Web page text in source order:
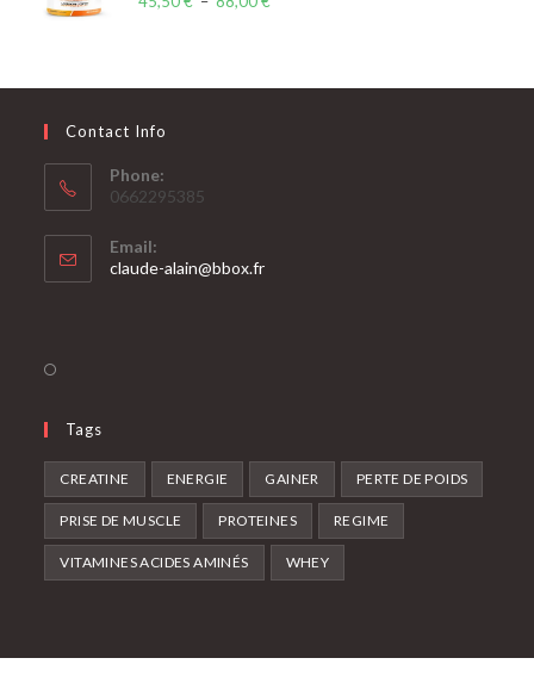
Contact Info
Phone:
0662295385
Email:
claude-alain@bbox.fr
Tags
CREATINE ENERGIE GAINER PERTE DE POIDS
PRISE DE MUSCLE PROTEINES REGIME
VITAMINES ACIDES AMINÉS WHEY